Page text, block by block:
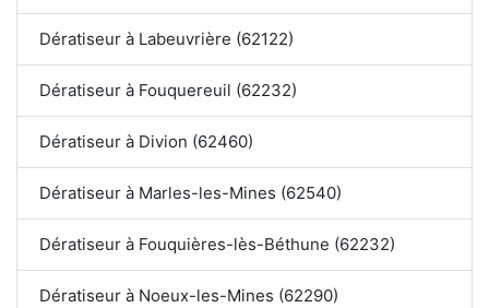
Dératiseur à Labeuvrière (62122)
Dératiseur à Fouquereuil (62232)
Dératiseur à Divion (62460)
Dératiseur à Marles-les-Mines (62540)
Dératiseur à Fouquières-lès-Béthune (62232)
Dératiseur à Noeux-les-Mines (62290)